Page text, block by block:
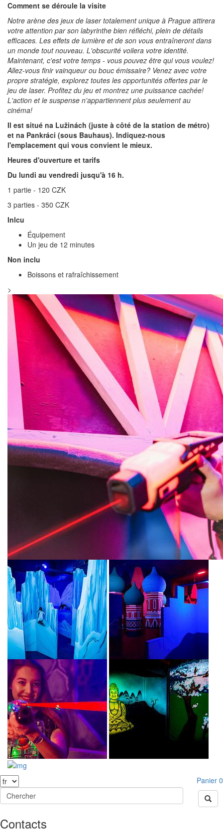
Comment se déroule la visite
Notre arène des jeux de laser totalement unique à Prague attirera
votre attention par son labyrinthe bien réfléchi, plein de détails
efficaces. Les effets de lumière et de son vous entraîneront dans
un monde tout nouveau. L'obscurité voilera votre identité.
Maintenant, c'est votre temps - vous pouvez être qui vous voulez!
Allez-vous finir vainqueur ou bouc émissaire? Venez avec votre
propre stratégie, explorez toutes les opportunités offertes par le
jeu de laser. Profitez du jeu et montrez une puissance cachée!
L'action et le suspense n'appartiennent plus seulement au
cinéma!
Il est situé na Lužinách (juste à côté de la station de métro)
et na Pankráci (sous Bauhaus). Indiquez-nous
l'emplacement qui vous convient le mieux.
Heures d'ouverture et tarifs
Du lundi au vendredi jusqu'à 16 h.
1 partie - 120 CZK
3 parties - 350 CZK
Inlcu
Équipement
Un jeu de 12 minutes
Non inclu
Boissons et rafraîchissement
>
Panier 0
Contacts